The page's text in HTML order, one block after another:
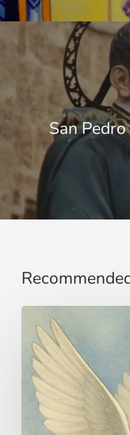
San
Espíritu
Santo,
paloma